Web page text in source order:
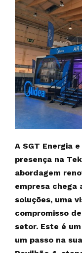
A SGT Energia
presença na
abordagem
empresa chega
soluções, uma
compromisso
setor. Este é
um passo na